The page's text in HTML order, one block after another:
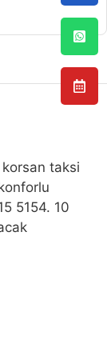
taksi
5154. 10